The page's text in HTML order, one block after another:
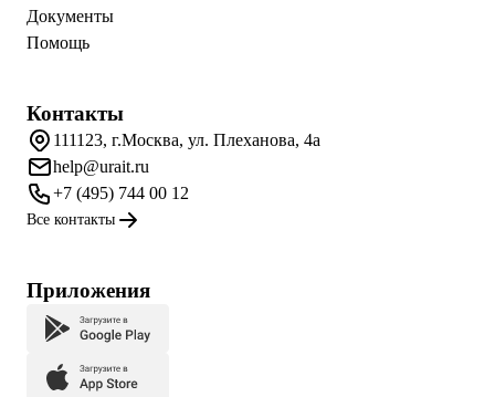
Документы
Помощь
Контакты
111123, г.Москва, ул. Плеханова, 4а
help@urait.ru
+7 (495) 744 00 12
Все контакты
Приложения